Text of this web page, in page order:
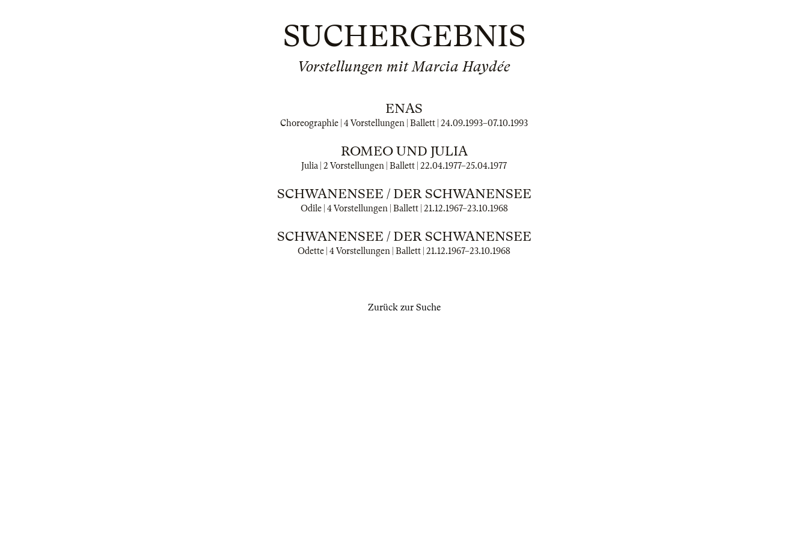
SUCHERGEBNIS
Vorstellungen mit Marcia Haydée
ENAS
Choreographie | 4 Vorstellungen | Ballett | 24.09.1993–07.10.1993
ROMEO UND JULIA
Julia | 2 Vorstellungen | Ballett | 22.04.1977–25.04.1977
SCHWANENSEE / DER SCHWANENSEE
Odile | 4 Vorstellungen | Ballett | 21.12.1967–23.10.1968
SCHWANENSEE / DER SCHWANENSEE
Odette | 4 Vorstellungen | Ballett | 21.12.1967–23.10.1968
Zurück zur Suche